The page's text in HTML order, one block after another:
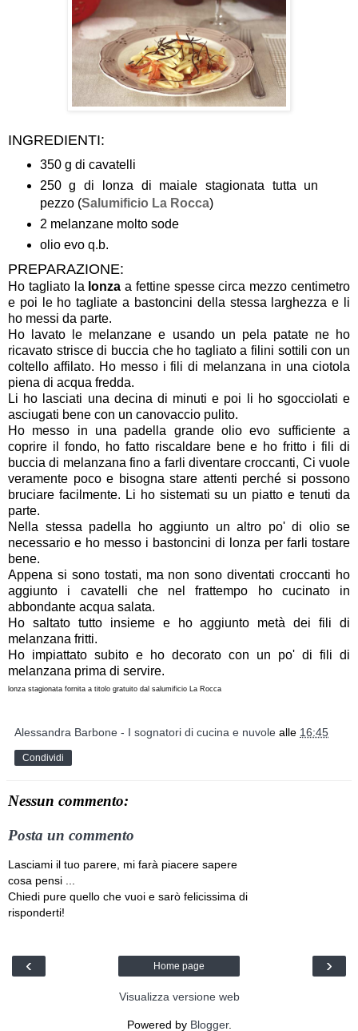
INGREDIENTI:
350 g di cavatelli
250 g di lonza di maiale stagionata tutta un
pezzo (Salumificio La Rocca)
2 melanzane molto sode
olio evo q.b.
PREPARAZIONE:
Ho tagliato la lonza a fettine spesse circa mezzo centimetro
e poi le ho tagliate a bastoncini della stessa larghezza e li
ho messi da parte.
Ho lavato le melanzane e usando un pela patate ne ho
ricavato strisce di buccia che ho tagliato a filini sottili con un
coltello affilato. Ho messo i fili di melanzana in una ciotola
piena di acqua fredda.
Li ho lasciati una decina di minuti e poi li ho sgocciolati e
asciugati bene con un canovaccio pulito.
Ho messo in una padella grande olio evo sufficiente a
coprire il fondo, ho fatto riscaldare bene e ho fritto i fili di
buccia di melanzana fino a farli diventare croccanti, Ci vuole
veramente poco e bisogna stare attenti perché si possono
bruciare facilmente. Li ho sistemati su un piatto e tenuti da
parte.
Nella stessa padella ho aggiunto un altro po' di olio se
necessario e ho messo i bastoncini di lonza per farli tostare
bene.
Appena si sono tostati, ma non sono diventati croccanti ho
aggiunto i cavatelli che nel frattempo ho cucinato in
abbondante acqua salata.
Ho saltato tutto insieme e ho aggiunto metà dei fili di
melanzana fritti.
Ho impiattato subito e ho decorato con un po' di fili di
melanzana prima di servire.
lonza stagionata fornita a titolo gratuito dal salumificio La Rocca
Alessandra Barbone - I sognatori di cucina e nuvole alle 16:45
Condividi
Nessun commento:
Posta un commento
Lasciami il tuo parere, mi farà piacere sapere
cosa pensi ...
Chiedi pure quello che vuoi e sarò felicissima di
risponderti!
‹ ›
Home page
Visualizza versione web
Powered by Blogger.